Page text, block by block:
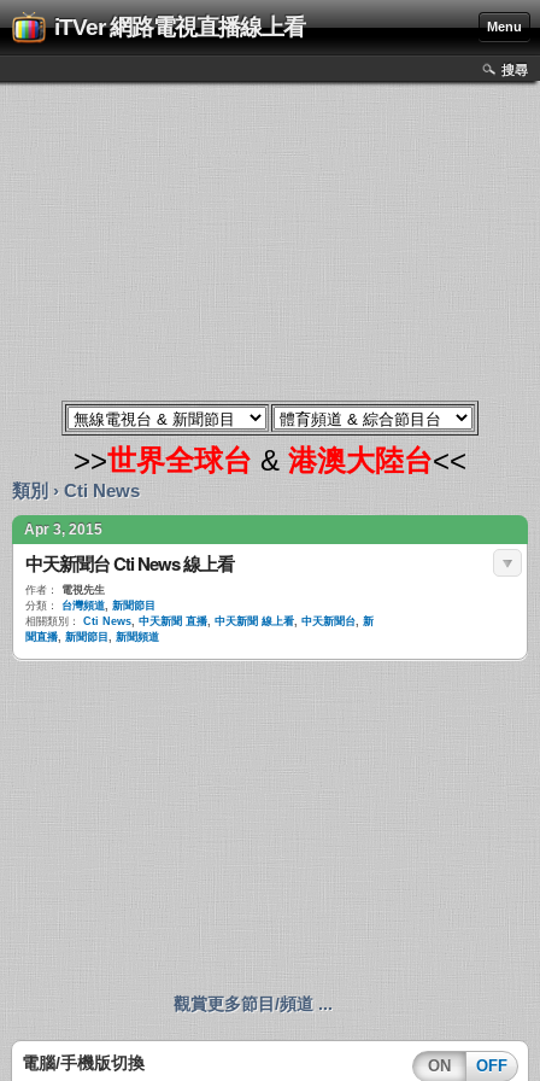
iTVer 網路電視直播線上看 Menu
搜尋
>>世界全球台 &港澳大陸台<<
類別 › Cti News
Apr 3, 2015
中天新聞台 Cti News 線上看
作者：
電視先生
分類：
台灣頻道, 新聞節目
相關類別：
Cti News, 中天新聞 直播, 中天新聞 線上看, 中天新聞台, 新
聞直播, 新聞節目 , 新聞頻道
觀賞更多節目/頻道 ...
電腦/手機版切換 ON OFF